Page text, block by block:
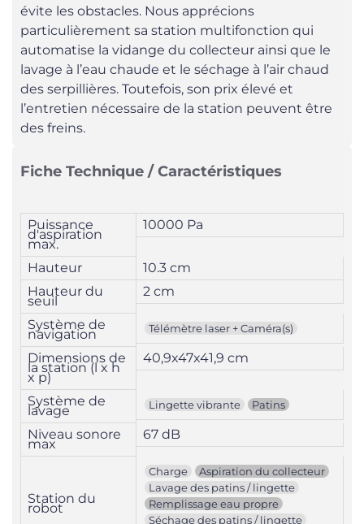
évite les obstacles. Nous apprécions
particulièrement sa station multifonction qui
automatise la vidange du collecteur ainsi que le
lavage à l’eau chaude et le séchage à l’air chaud
des serpillières. Toutefois, son prix élevé et
l’entretien nécessaire de la station peuvent être
des freins.
Fiche Technique / Caractéristiques
Puissance
d'aspiration
max.
10000 Pa
Hauteur
10.3 cm
Hauteur du
seuil
2 cm
Système de
navigation Télémètre laser + Caméra(s)
Dimensions de
la station (l x h
x p)
40,9x47x41,9 cm
Système de
lavage Lingette vibrante Patins
Niveau sonore
max
67 dB
Station du
robot
Charge
Aspiration du collecteur
Lavage des patins / lingette
Remplissage eau propre
Séchage des patins / lingette